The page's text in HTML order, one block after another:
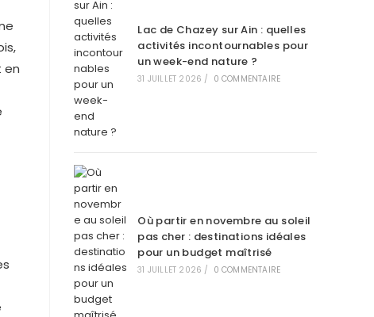
en
Lac de Chazey sur Ain : quelles
activités incontournables pour
un week-end nature ?
31 JUILLET 2026 / 0 COMMENTAIRE
Où partir en novembre au soleil
pas cher : destinations idéales
pour un budget maîtrisé
31 JUILLET 2026 / 0 COMMENTAIRE